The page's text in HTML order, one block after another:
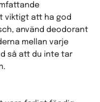
viktigt att ha god
använd deodorant
mellan varje
så att du inte tar